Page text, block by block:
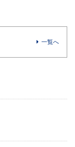
一覧へ